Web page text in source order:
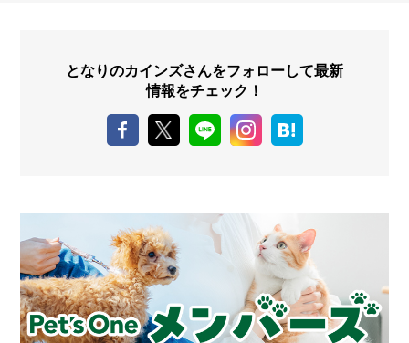
となりのカインズさんをフォローして最新
情報をチェック！